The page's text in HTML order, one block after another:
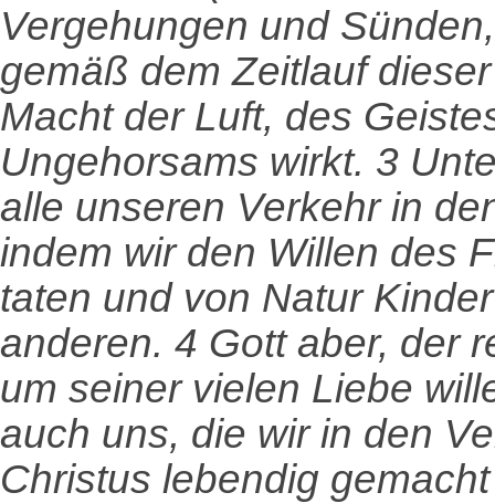
Vergehungen und
gemäß dem Zeitlauf
Macht der Luft, des
Ungehorsams wirkt. 3
alle unseren Verkehr in
indem wir den Willen des
taten und von Natur
anderen. 4 Gott aber, der
um seiner vielen Liebe
auch uns, die wir in den
Christus lebendig